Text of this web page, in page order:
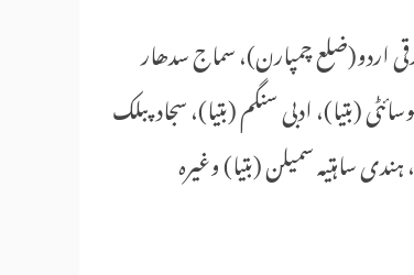
ترقی اردو(ضلع چمپارن)، سماج سدھار
(بتیا)، ادبی سنگم (بتیا)، سجاد پبلک
ہندی ساہتیہ سمیلن (بتیا) وغیرہ